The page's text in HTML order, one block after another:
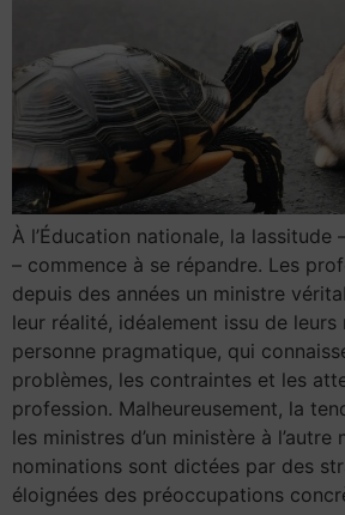
À l’Éducation nationale, la lassitude
– commence à se répandre. Les
depuis des années un ministre
leur réalité, idéalement issu de leurs
personne pragmatique, qui
problèmes, les contraintes et les
profession. Malheureusement, la
les ministres d’un ministère à l’autre
nominations sont dictées par des
éloignées des préoccupations